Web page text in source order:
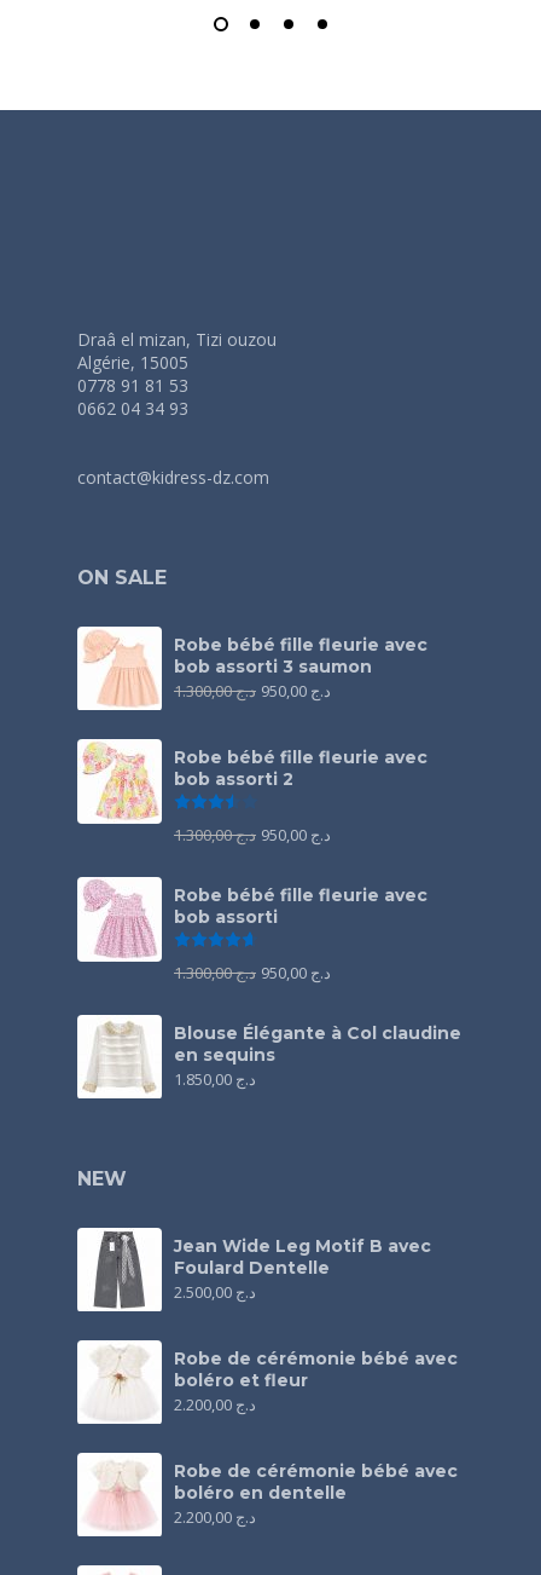
Draâ el mizan, Tizi ouzou
Algérie, 15005
0778 91 81 53
0662 04 34 93
contact@kidress-dz.com
ON SALE
Robe bébé fille fleurie avec
bob assorti 3 saumon
د.ج1.300,00 د.ج
Robe bébé fille fleurie avec
bob assorti 2
د.ج1.300,00 د.ج
Robe bébé fille fleurie avec
bob assorti
د.ج1.300,00 د.ج
Blouse Élégante à Col claudine
en sequins
د.ج
NEW
Jean Wide Leg Motif B avec
Foulard Dentelle
د.ج
Robe de cérémonie bébé avec
boléro et fleur
د.ج
Robe de cérémonie bébé avec
boléro en dentelle
د.ج